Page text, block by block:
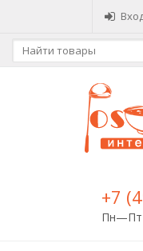
+7
Пн—Пт